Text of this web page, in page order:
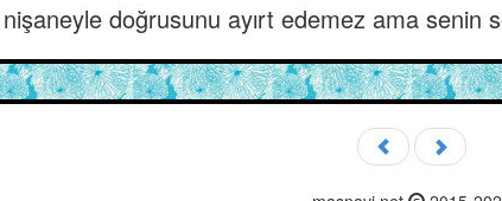
doğrusunu ayırt edemez ama senin